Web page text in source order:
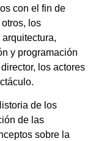
con el fin de
los
y programación
los actores
de los
de las
sobre la